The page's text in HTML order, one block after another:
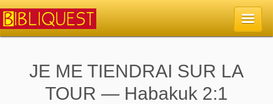
La Bible
JE ME TIENDRAI SUR LA
TOUR — Habakuk 2:1